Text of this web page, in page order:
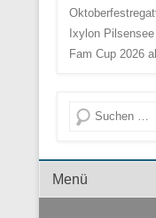
Ixylon
Fam Cup 2026
Suche
Menü der Fußzeile